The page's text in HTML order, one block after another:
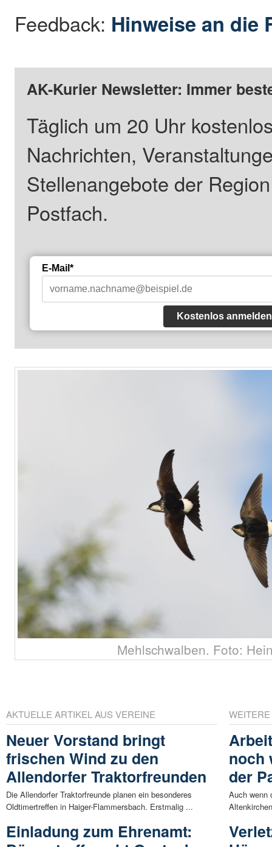
Feedback: Hinweise an die
AK-Kurier Newsletter: Immer
Täglich um 20 Uhr
Nachrichten,
Stellenangebote der
Postfach.
E-Mail*
Kostenlos anmelden
Mehlschwalben. Foto:
AKTUELLE ARTIKEL AUS VEREINE
Neuer Vorstand bringt
frischen Wind zu den
Allendorfer Traktorfreunden
Die Allendorfer Traktorfreunde planen ein besonderes
Oldtimertreffen in Haiger-Flammersbach. Erstmalig ...
Einladung zum Ehrenamt:
noch
der
Auch wenn